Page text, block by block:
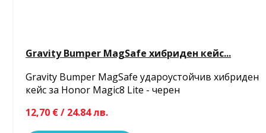
Gravity Bumper MagSafe хибриден кейс...
Gravity Bumper MagSafe удароустойчив хибриден
кейс за Honor Magic8 Lite - черен
12,70 € / 24.84 лв.